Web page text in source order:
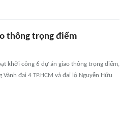
thông trọng điểm
khởi công 6 dự án giao thông trọng điểm,
đai 4 TP.HCM và đại lộ Nguyễn Hữu